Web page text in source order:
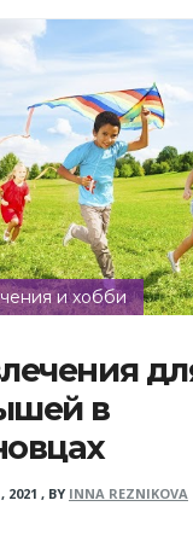
и хобби
в
2021 , BY INNA REZNIKOVA